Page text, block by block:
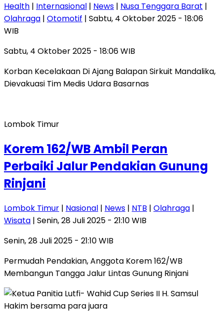
Health | Internasional | News | Nusa Tenggara Barat |
Olahraga | Otomotif | Sabtu, 4 Oktober 2025 - 18:06
WIB
Sabtu, 4 Oktober 2025 - 18:06 WIB
Korban Kecelakaan Di Ajang Balapan Sirkuit Mandalika,
Dievakuasi Tim Medis Udara Basarnas
Lombok Timur
Korem 162/WB Ambil Peran
Perbaiki Jalur Pendakian Gunung
Rinjani
Lombok Timur | Nasional | News | NTB | Olahraga |
Wisata | Senin, 28 Juli 2025 - 21:10 WIB
Senin, 28 Juli 2025 - 21:10 WIB
Permudah Pendakian, Anggota Korem 162/WB
Membangun Tangga Jalur Lintas Gunung Rinjani